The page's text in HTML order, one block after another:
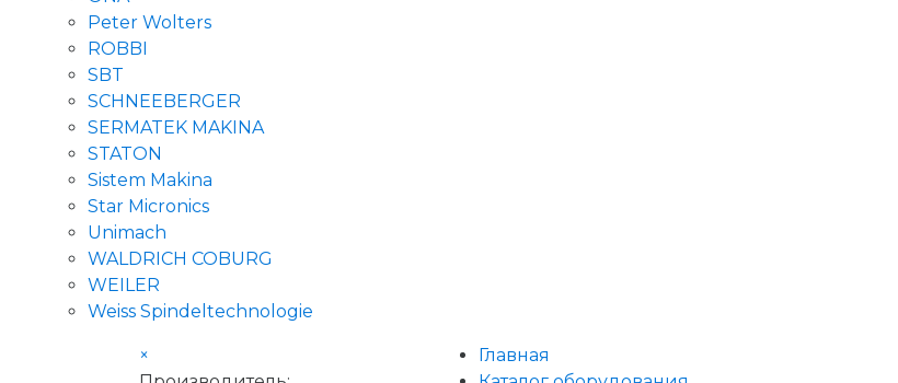
Peter Wolters
ROBBI
SBT
SCHNEEBERGER
SERMATEK MAKINA
STATON
Sistem Makina
Star Micronics
Unimach
WALDRICH COBURG
WEILER
Weiss Spindeltechnologie
×
Главная